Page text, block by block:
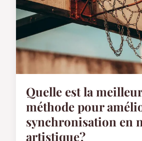
Quelle est la
méthode pour
synchronisation en
artistique?